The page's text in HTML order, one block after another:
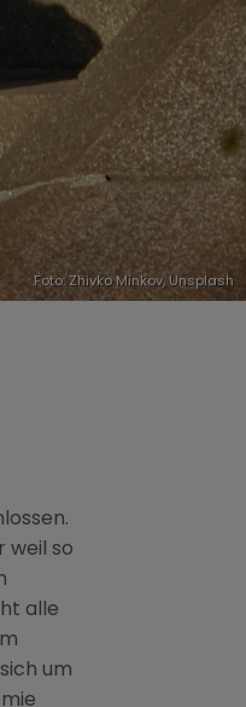
Foto:Zhivko Minkov,Unsplash
weil so
alle
um